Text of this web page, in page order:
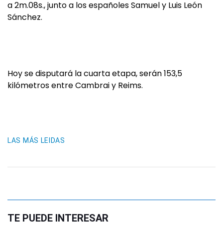
a 2m.08s., junto a los españoles Samuel y Luis León
Sánchez.
Hoy se disputará la cuarta etapa, serán 153,5
kilómetros entre Cambrai y Reims.
LAS MÁS LEIDAS
TE PUEDE INTERESAR